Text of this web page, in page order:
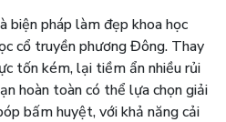
biện pháp làm đẹp khoa học
cổ truyền phương Đông. Thay
tốn kém, lại tiềm ẩn nhiều rủi
hoàn toàn có thể lựa chọn giải
bấm huyệt, với khả năng cải